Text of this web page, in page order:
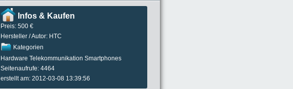
Infos & Kaufen
Preis: 500 €
Hersteller / Autor: HTC
Kategorien
Hardware Telekommunikation Smartphones
Seitenaufrufe: 4464
erstellt am: 2012-03-08 13:39:56